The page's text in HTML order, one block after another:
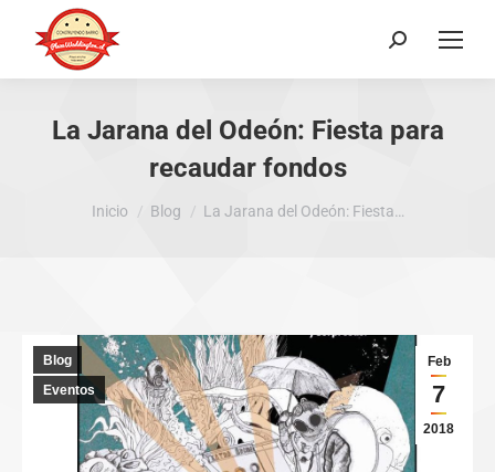
Buscar:
La Jarana del Odeón: Fiesta para
recaudar fondos
Estás aquí:
Inicio Blog La Jarana del Odeón: Fiesta…
Feb
7
2018
Blog
Eventos